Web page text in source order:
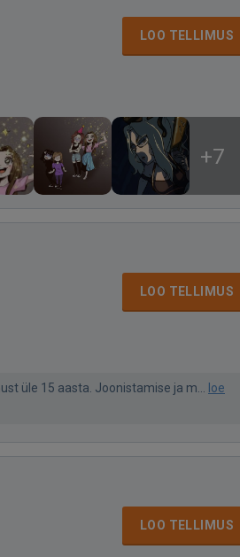
LOO TELLIMUS
+7
LOO TELLIMUS
üle 15 aasta. Joonistamise ja m...
loe
LOO TELLIMUS